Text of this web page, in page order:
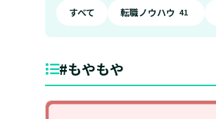
すべて 転職ノウハウ 41
#もやもや